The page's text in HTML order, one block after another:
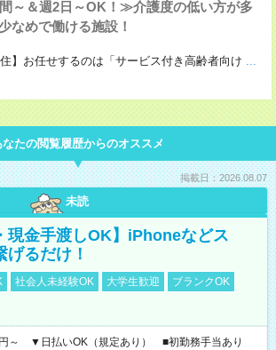
～＆週2日～OK！≫介護度の低い方が多
なめで働ける施設！
住】お任せするのは「サービス付き高齢者向け ...
なたの閲覧履歴からのオススメ
掲載日：2026.08.07
未読
現金手渡しOK】iPhoneなどス
げるだけ！
社会人未経験OK 大学生歓迎
ブランクOK
～ ▼日払いOK（規定あり） ■初勤務手当あり